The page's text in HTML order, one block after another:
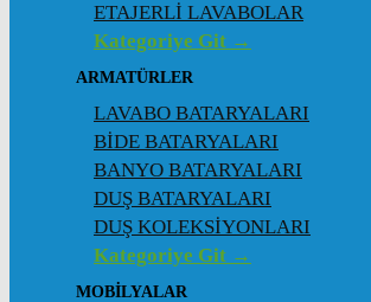
ETAJERLİ LAVABOLAR
Kategoriye Git →
ARMATÜRLER
LAVABO BATARYALARI
BİDE BATARYALARI
BANYO BATARYALARI
DUŞ BATARYALARI
DUŞ KOLEKSİYONLARI
Kategoriye Git →
MOBİLYALAR